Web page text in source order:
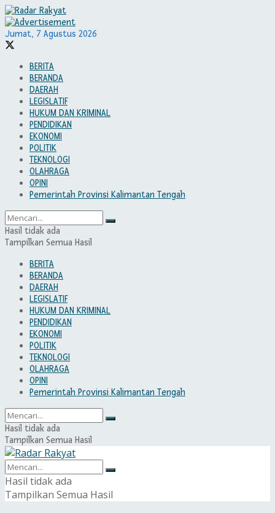
Jumat, 7 Agustus 2026
BERITA
BERANDA
DAERAH
LEGISLATIF
HUKUM DAN KRIMINAL
PENDIDIKAN
EKONOMI
POLITIK
TEKNOLOGI
OLAHRAGA
OPINI
Pemerintah Provinsi Kalimantan Tengah
Hasil tidak ada
Tampilkan Semua Hasil
BERITA
BERANDA
DAERAH
LEGISLATIF
HUKUM DAN KRIMINAL
PENDIDIKAN
EKONOMI
POLITIK
TEKNOLOGI
OLAHRAGA
OPINI
Pemerintah Provinsi Kalimantan Tengah
Hasil tidak ada
Tampilkan Semua Hasil
Hasil tidak ada
Tampilkan Semua Hasil